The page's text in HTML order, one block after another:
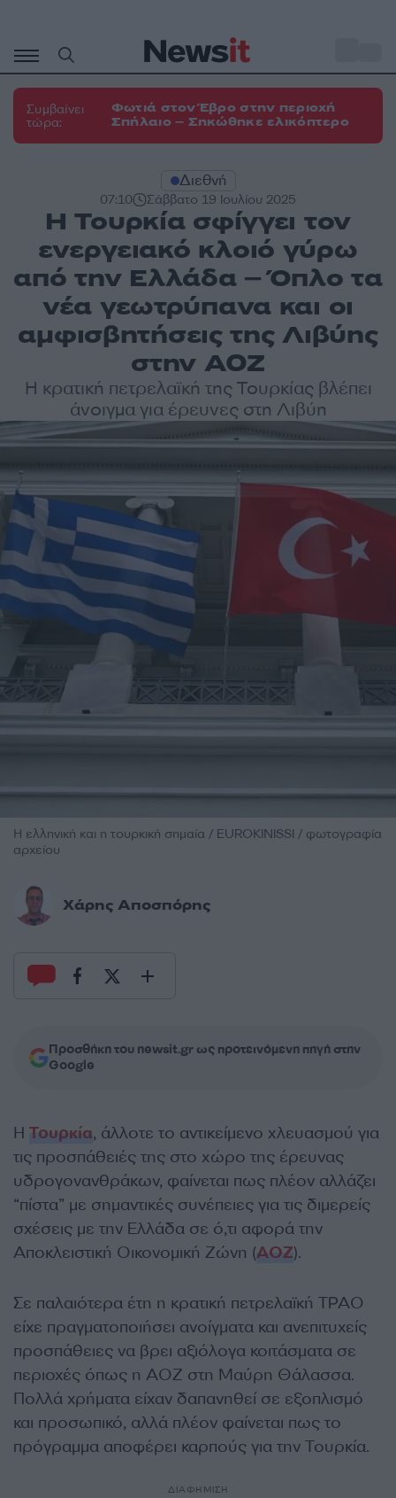
περιεχόμενο
Συμβαίνει
τώρα:
Φωτιά στον Έβρο στην περιοχή
Σπήλαιο – Σηκώθηκε ελικόπτερο
Διεθνή
07:10 Σάββατο 19 Ιουλίου 2025
Η Τουρκία σφίγγει τον
ενεργειακό κλοιό γύρω
από την Ελλάδα – Όπλο τα
νέα γεωτρύπανα και οι
αμφισβητήσεις της Λιβύης
στην ΑΟΖ
Η κρατική πετρελαϊκή της Τουρκίας βλέπει
άνοιγμα για έρευνες στη Λιβύη
Η ελληνική και η τουρκική σημαία / EUROKINISSI / φωτογραφία
αρχείου
Χάρης Αποσπόρης
Προσθήκη του newsit.gr ως προτεινόμενη πηγή στην
Google
Η Τουρκία, άλλοτε το αντικείμενο χλευασμού για
τις προσπάθειές της στο χώρο της έρευνας
υδρογονανθράκων, φαίνεται πως πλέον αλλάζει
“πίστα” με σημαντικές συνέπειες για τις διμερείς
σχέσεις με την Ελλάδα σε ό,τι αφορά την
Αποκλειστική Οικονομική Ζώνη (ΑΟΖ).
Σε παλαιότερα έτη η κρατική πετρελαϊκή ΤΡΑΟ
είχε πραγματοποιήσει ανοίγματα και ανεπιτυχείς
προσπάθειες να βρει αξιόλογα κοιτάσματα σε
περιοχές όπως η ΑΟΖ στη Μαύρη Θάλασσα.
Πολλά χρήματα είχαν δαπανηθεί σε εξοπλισμό
και προσωπικό, αλλά πλέον φαίνεται πως το
πρόγραμμα αποφέρει καρπούς για την Τουρκία.
ΔΙΑΦΗΜΙΣΗ